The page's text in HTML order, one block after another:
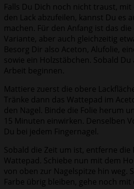
Falls Du Dich noch nicht traust,
den Lack abzufeilen, kannst Du es
machen. Für den Anfang ist das
Variante, aber auch gleichzeitig
Besorg Dir also Aceton, Alufolie,
sowie ein Holzstäbchen. Sobald
Arbeit beginnen.
Mattiere zuerst die obere
Tränke dann das Wattepad im
den Nagel. Binde die Folie herum
15 Minuten einwirken. Denselben
Du bei jedem Fingernagel.
Sobald die Zeit um ist, entferne die
Wattepad. Schiebe nun mit dem
von oben zur Nagelspitze hin weg.
Farbe übrig bleiben, gehe noch